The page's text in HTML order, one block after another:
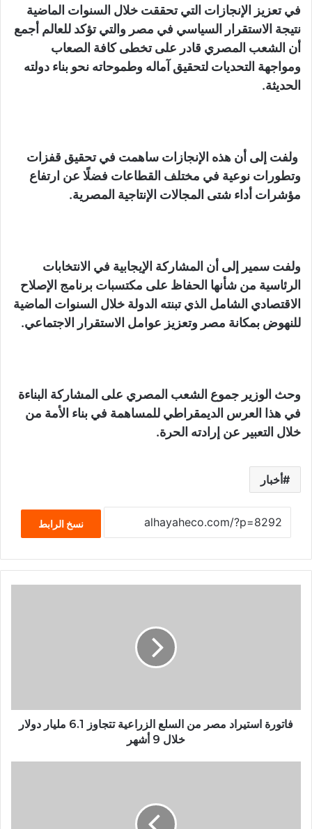
في تعزيز الإنجازات التي تحققت خلال السنوات الماضية
نتيجة الاستقرار السياسي في مصر والتي تؤكد للعالم أجمع
أن الشعب المصري قادر على تخطى كافة الصعاب
ومواجهة التحديات لتحقيق آماله وطموحاته نحو بناء دولته
الحديثة.
ولفت إلى أن هذه الإنجازات ساهمت في تحقيق قفزات
وتطورات نوعية في مختلف القطاعات فضلًا عن ارتفاع
مؤشرات أداء شتى المجالات الإنتاجية المصرية.
ولفت سمير إلى أن المشاركة الإيجابية في الانتخابات
الرئاسية من شأنها الحفاظ على مكتسبات برنامج الإصلاح
الاقتصادي الشامل الذي تبنته الدولة خلال السنوات الماضية
للنهوض بمكانة مصر وتعزيز عوامل الاستقرار الاجتماعي.
وحث الوزير جموع الشعب المصري على المشاركة البناءة
في هذا العرس الديمقراطي للمساهمة في بناء الأمة من
خلال التعبير عن إرادته الحرة.
أخبار
نسخ الرابط
فاتورة استيراد مصر من السلع الزراعية تتجاوز 6.1 مليار دولار
خلال 9 أشهر